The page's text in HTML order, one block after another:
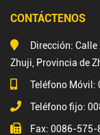
CONTÁCTENOS
Dirección:
Zhuji, Provincia de
Teléfono Móvil:
Teléfono fijo:
Fax: 0086-575-